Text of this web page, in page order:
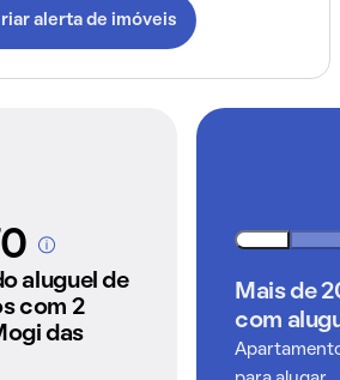
alerta de imóveis
dos imóveis
pelo
QuintoAndar
aluguel de
com 2
das
Mais de
com